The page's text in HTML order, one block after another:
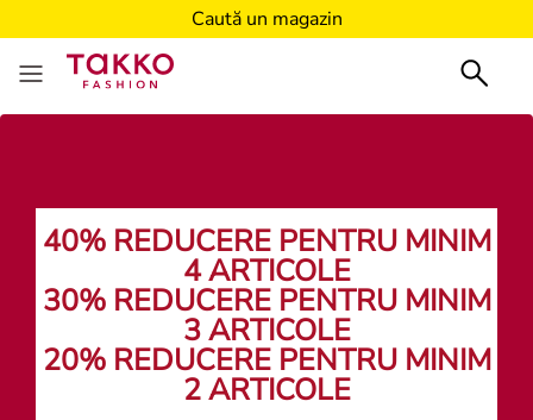
Caută un magazin
40% REDUCERE PENTRU MINIM
4 ARTICOLE
30% REDUCERE PENTRU MINIM
3 ARTICOLE
20% REDUCERE PENTRU MINIM
2 ARTICOLE